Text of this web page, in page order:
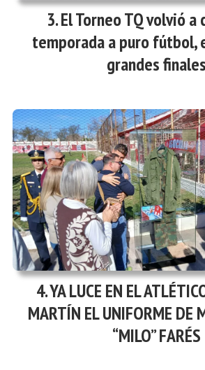
El Torneo TQ volvió a
temporada a puro fútbol,
grandes finales
YA LUCE EN EL
MARTÍN EL UNIFORME DE
“MILO” FARÉS